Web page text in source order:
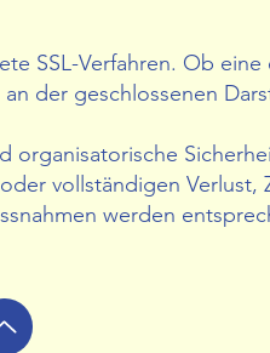
SSL-Verfahren. Ob eine
der geschlossenen
vollständigen
werden